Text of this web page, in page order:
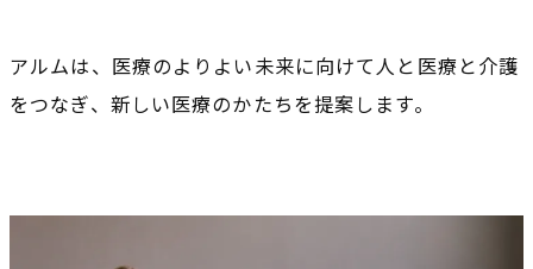
アルムは、医療のよりよい未来に向けて人と医療と介護
をつなぎ、新しい医療のかたちを提案します。